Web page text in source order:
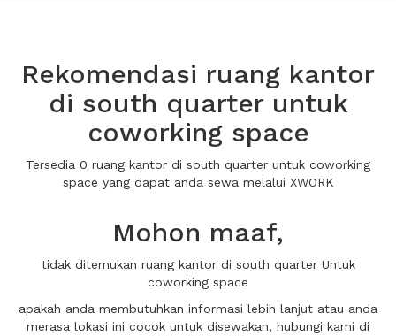
Rekomendasi ruang kantor
di south quarter untuk
coworking space
Tersedia 0 ruang kantor di south quarter untuk coworking
space yang dapat anda sewa melalui XWORK
Mohon maaf,
tidak ditemukan ruang kantor di south quarter Untuk
coworking space
apakah anda membutuhkan informasi lebih lanjut atau anda
merasa lokasi ini cocok untuk disewakan, hubungi kami di